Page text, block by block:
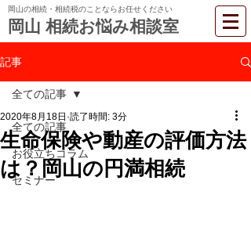
岡山の相続・相続税のことならお任せください
岡山 相続お悩み相談室
記事
全ての記事
お役立ちコラム
セミナー
全ての記事
生命保険や動産の評価方法
は？岡山の円満相続
2020年8月18日 読了時間: 3分